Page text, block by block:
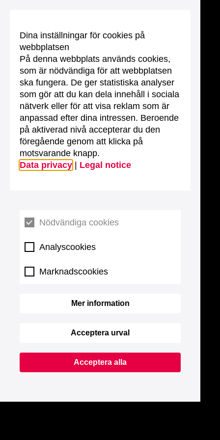
Dina inställningar för cookies på
webbplatsen
På denna webbplats används cookies,
som är nödvändiga för att webbplatsen
ska fungera. De ger statistiska analyser
som gör att du kan dela innehåll i sociala
nätverk eller för att visa reklam som är
anpassad efter dina intressen. Beroende
på aktiverad nivå accepterar du den
föregående genom att klicka på
motsvarande knapp.
Data privacy
Legal notice
Nödvändiga cookies
Analyscookies
Marknadscookies
Mer information
Acceptera urval
Acceptera alla